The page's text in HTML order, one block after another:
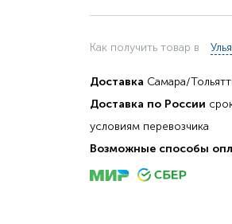
Как получить товар в
Доставка Самара/
Доставка по России
условиям перевозчика
Возможные способы